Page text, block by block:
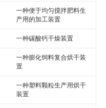
一种便于均匀搅拌肥料生
产用的加工装置
一种碳酸钙干燥装置
一种膨化饲料复合烘干装
置
一种塑料颗粒生产用烘干
装置